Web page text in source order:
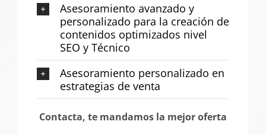
Asesoramiento avanzado y
personalizado para la creación de
contenidos optimizados nivel
SEO y Técnico
Asesoramiento personalizado en
estrategias de venta
Contacta, te mandamos la mejor oferta